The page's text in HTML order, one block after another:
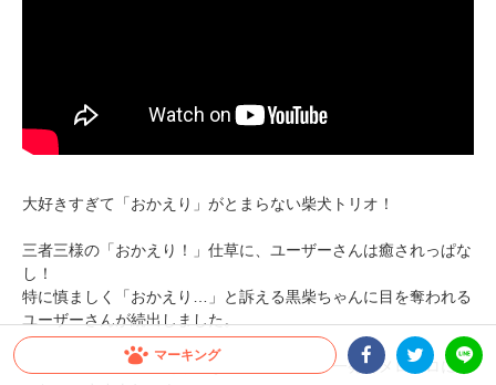
マーキング
大好きすぎて「おかえり」がとまらない柴犬トリオ！
三者三様の「おかえり！」仕草に、ユーザーさんは癒されっぱな
し！
特に慎ましく「おかえり…」と訴える黒柴ちゃんに目を奪われる
ユーザーさんが続出しました。
ヒコーキ耳で「おかえり」なんてされたら、一発でメロメロにな